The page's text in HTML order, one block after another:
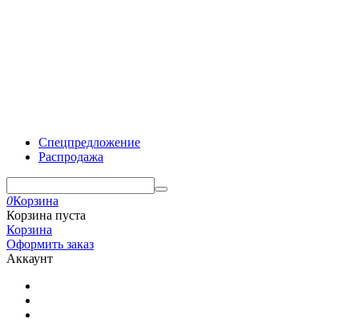
Спецпредложение
Распродажа
0Корзина
Корзина пуста
Корзина
Оформить заказ
Аккаунт